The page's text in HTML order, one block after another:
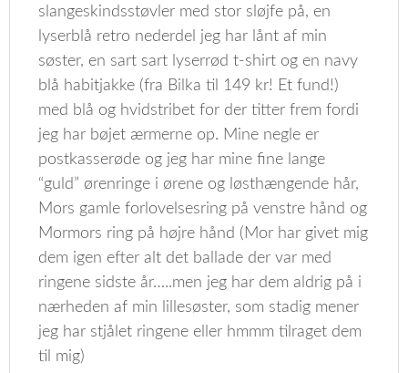
slangeskindsstøvler med stor sløjfe på, en
lyserblå retro nederdel jeg har lånt af min
søster, en sart sart lyserrød t-shirt og en navy
blå habitjakke (fra Bilka til 149 kr! Et fund!)
med blå og hvidstribet for der titter frem fordi
jeg har bøjet ærmerne op. Mine negle er
postkasserøde og jeg har mine fine lange
“guld” ørenringe i ørene og løsthængende hår,
Mors gamle forlovelsesring på venstre hånd og
Mormors ring på højre hånd (Mor har givet mig
dem igen efter alt det ballade der var med
ringene sidste år…..men jeg har dem aldrig på i
nærheden af min lillesøster, som stadig mener
jeg har stjålet ringene eller hmmm tilraget dem
til mig)